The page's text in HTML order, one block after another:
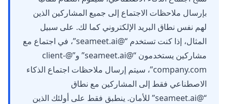
بإرسال ملاحظات الاجتماع إلى جميع المشاركين الذين
لهم نفس نطاق البريد الإلكتروني كما لك. على سبيل
المثال، إذا كنت تستخدم “@seameet.ai”، في اجتماع مع
مشاركين يستخدمون “@seameet.ai” و”@client-
company.com”، سيتم إرسال ملاحظات اجتماع الذكاء
الاصطناعي فقط إلى المشاركين مع نطاق
“@seameet.ai” للأمان. ينطبق فقط على أولئك الذين